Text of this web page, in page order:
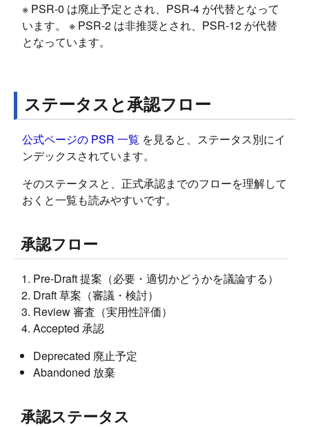
※ PSR-0 は廃止予定とされ、PSR-4 が代替となって
います。 ※ PSR-2 は非推奨とされ、PSR-12 が代替
となっています。
ステータスと承認フロー
公式ページの PSR 一覧 を見ると、ステータス別にイ
ンデックスされています。
そのステータスと、正式承認までのフローを理解して
おくと一覧も読みやすいです。
承認フロー
Pre-Draft 提案（必要・適切かどうかを議論する）
Draft 草案（審議・検討）
Review 審査（実用性評価）
Accepted 承認
Deprecated 廃止予定
Abandoned 放棄
承認ステータス